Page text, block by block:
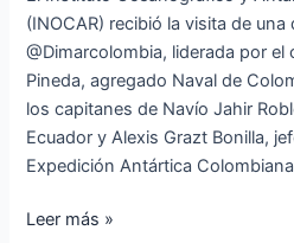
(INOCAR) recibió la visita de una
@Dimarcolombia, liderada por
Pineda, agregado Naval de
los capitanes de Navío Jahir
Ecuador y Alexis Grazt Bonilla,
Expedición Antártica
Leer más »